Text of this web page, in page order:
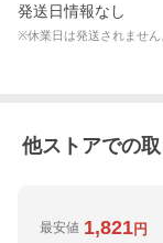
発送日情報なし
※休業日は発送されません
他ストアでの
最安値 1,821円